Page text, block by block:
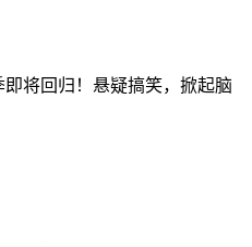
将回归！悬疑搞笑，掀起脑